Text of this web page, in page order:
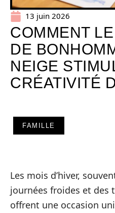
13 juin 2026
COMMENT
DE
NEIGE
CRÉATIVITÉ
FAMILLE
Les mois d’hiver,
journées froides et des
offrent une occasion